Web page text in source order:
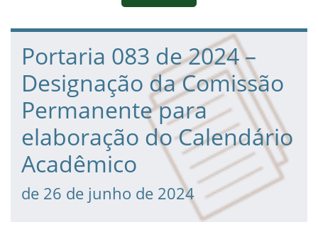
Fim da navegação
Início do conteúdo
Portaria 083 de 2024 –
Designação da Comissão
Permanente para
elaboração do Calendário
Acadêmico
de 26 de junho de 2024